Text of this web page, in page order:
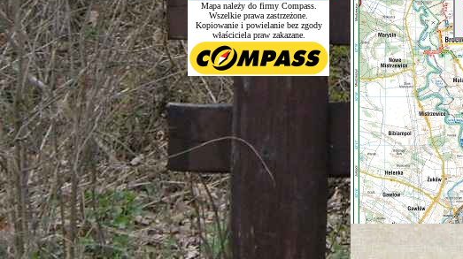
Mapa należy do firmy Compass.
Wszelkie prawa zastrzeżone.
Kopiowanie i powielanie bez zgody
właściciela praw zakazane.